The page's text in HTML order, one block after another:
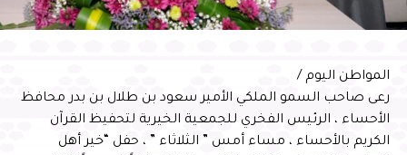
المواطن اليوم /
رعى صاحب السمو الملكي الأمير سعود بن طلال بن بدر محافظ
الأحساء ، الرئيس الفخري للجمعية الخيرية لتحفيظ القرآن
الكريم بالأحساء ، مساء أمس ” الثلاثاء ” ، حفل “خير أهل